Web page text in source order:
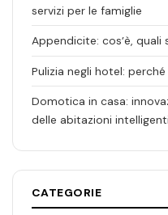
servizi per le famiglie
Appendicite: cos’è,
Pulizia negli hotel:
Domotica in casa:
delle abitazioni intelligenti
CATEGORIE